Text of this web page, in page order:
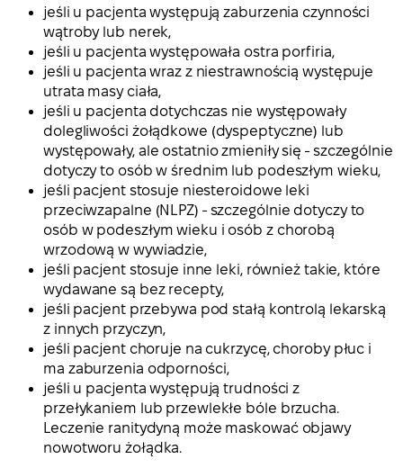
jeśli u pacjenta występują zaburzenia czynności
wątroby lub nerek,
jeśli u pacjenta występowała ostra porfiria,
jeśli u pacjenta wraz z niestrawnością występuje
utrata masy ciała,
jeśli u pacjenta dotychczas nie występowały
dolegliwości żołądkowe (dyspeptyczne) lub
występowały, ale ostatnio zmieniły się - szczególnie
dotyczy to osób w średnim lub podeszłym wieku,
jeśli pacjent stosuje niesteroidowe leki
przeciwzapalne (NLPZ) - szczególnie dotyczy to
osób w podeszłym wieku i osób z chorobą
wrzodową w wywiadzie,
jeśli pacjent stosuje inne leki, również takie, które
wydawane są bez recepty,
jeśli pacjent przebywa pod stałą kontrolą lekarską
z innych przyczyn,
jeśli pacjent choruje na cukrzycę, choroby płuc i
ma zaburzenia odporności,
jeśli u pacjenta występują trudności z
przełykaniem lub przewlekłe bóle brzucha.
Leczenie ranitydyną może maskować objawy
nowotworu żołądka.